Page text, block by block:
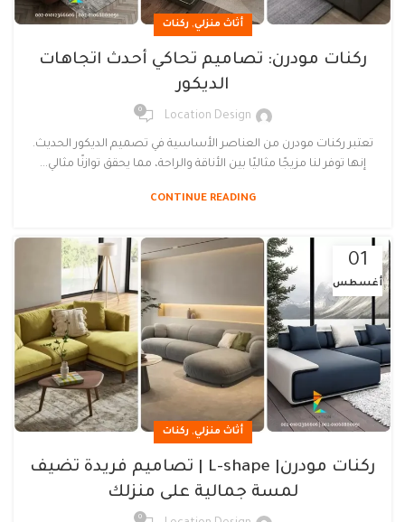
أثاث منزلي,ركنات
ركنات مودرن: تصاميم تحاكي أحدث اتجاهات
الديكور
Location Design
0
تعتبر ركنات مودرن من العناصر الأساسية في تصميم الديكور الحديث.
إنها توفر لنا مزيجًا مثاليًا بين الأناقة والراحة، مما يحقق توازنًا مثالي...
CONTINUE READING
01
أغسطس
أثاث منزلي,ركنات
ركنات مودرن| L-shape | تصاميم فريدة تضيف
لمسة جمالية على منزلك
0